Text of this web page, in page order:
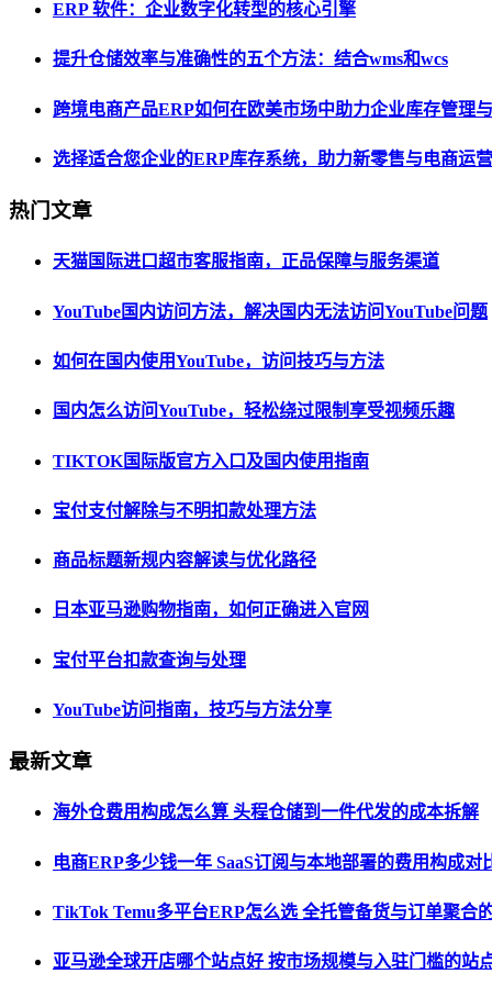
ERP 软件：企业数字化转型的核心引擎
提升仓储效率与准确性的五个方法：结合wms和wcs
跨境电商产品ERP如何在欧美市场中助力企业库存管理
选择适合您企业的ERP库存系统，助力新零售与电商运营
热门文章
天猫国际进口超市客服指南，正品保障与服务渠道
YouTube国内访问方法，解决国内无法访问YouTube问题
如何在国内使用YouTube，访问技巧与方法
国内怎么访问YouTube，轻松绕过限制享受视频乐趣
TIKTOK国际版官方入口及国内使用指南
宝付支付解除与不明扣款处理方法
商品标题新规内容解读与优化路径
日本亚马逊购物指南，如何正确进入官网
宝付平台扣款查询与处理
YouTube访问指南，技巧与方法分享
最新文章
海外仓费用构成怎么算 头程仓储到一件代发的成本拆解
电商ERP多少钱一年 SaaS订阅与本地部署的费用构成对
TikTok Temu多平台ERP怎么选 全托管备货与订单聚合
亚马逊全球开店哪个站点好 按市场规模与入驻门槛的站